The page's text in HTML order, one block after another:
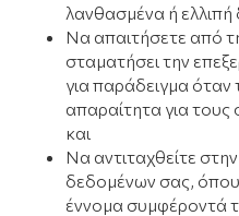
λανθασμένα ή ελλιπή
Να απαιτήσετε από
σταματήσει την
για παράδειγμα όταν
απαραίτητα για τους
και
Να αντιταχθείτε
δεδομένων σας,
έννομα συμφέροντά